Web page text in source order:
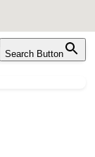
Search Button